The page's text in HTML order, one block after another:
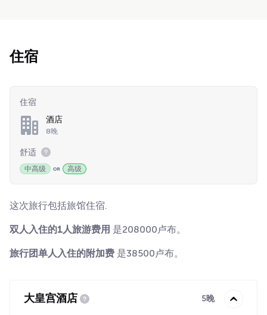
住宿
住宿
酒店
8晚
舒适
中高级 高级
这次旅行包括旅馆住宿.
双人入住的1人旅游费用 是208000卢布。
旅行团单人入住的附加费 是38500卢布。
大皇宫酒店 5晚